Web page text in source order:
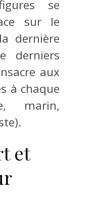
se
sur le
dernière
derniers
aux
à chaque
marin,
et